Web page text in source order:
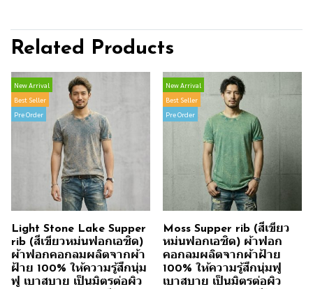
Related Products
New Arrival
Best Seller
Pre Order
Light Stone Lake Supper
rib (สีเขียวหม่นฟอกเอซิด)
ผ้าฟอกคอกลมผลิตจากผ้า
ฝ้าย 100% ให้ความรู้สึกนุ่ม
ฟู เบาสบาย เป็นมิตรต่อผิว
New Arrival
Best Seller
Pre Order
Moss Supper rib (สีเขียว
หม่นฟอกเอซิด) ผ้าฟอก
คอกลมผลิตจากผ้าฝ้าย
100% ให้ความรู้สึกนุ่มฟู
เบาสบาย เป็นมิตรต่อผิว